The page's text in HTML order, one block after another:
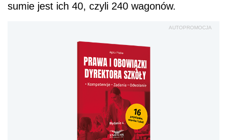
sumie jest ich 40, czyli 240 wagonów.
AUTOPROMOCJA